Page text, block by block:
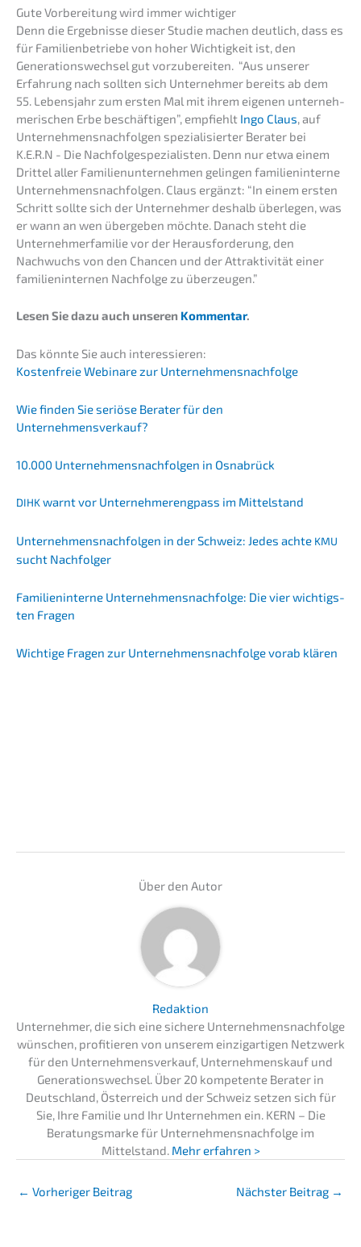
Gute Vorbe­rei­tung wird immer wichtiger
Denn die Ergeb­nis­se dieser Studie machen deutlich, dass es
für Famili­en­be­trie­be von hoher Wichtig­keit ist, den
Generations­wechsel gut vorzu­be­rei­ten. “Aus unserer
Erfah­rung nach sollten sich Unter­neh­mer bereits ab dem
55. Lebens­jahr zum ersten Mal mit ihrem eigenen unter­neh­
me­ri­schen Erbe beschäf­ti­gen”, empfiehlt Ingo Claus, auf
Unter­neh­mens­nach­fol­gen spezia­li­sier­ter Berater bei
K.E.R.N - Die Nachfolge­spezialisten. Denn nur etwa einem
Drittel aller Famili­en­un­ter­neh­men gelin­gen famili­en­in­ter­ne
Unter­neh­mens­nach­fol­gen. Claus ergänzt: “In einem ersten
Schritt sollte sich der Unter­neh­mer deshalb überle­gen, was
er wann an wen überge­ben möchte. Danach steht die
Unter­neh­mer­fa­mi­lie vor der Heraus­for­de­rung, den
Nachwuchs von den Chancen und der Attrak­ti­vi­tät einer
famili­en­in­ter­nen Nachfol­ge zu überzeugen.”
Lesen Sie dazu auch unseren Kommen­tar.
Das könnte Sie auch interessieren:
Kosten­freie Webina­re zur Unternehmensnachfolge
Wie finden Sie seriö­se Berater für den
Unternehmensverkauf?
10.000 Unter­neh­mens­nach­fol­gen in Osnabrück
DIHKwarnt vor Unter­neh­mer­eng­pass im Mittelstand
Unter­neh­mens­nach­fol­gen in der Schweiz: Jedes achte KMU
sucht Nachfolger
Famili­en­in­ter­ne Unternehmens­nachfolge: Die vier wichtigs­
ten Fragen
Wichti­ge Fragen zur Unternehmens­nachfolge vorab klären
Über den Autor
Redaktion
Unternehmer, die sich eine sichere Unternehmensnachfolge
wünschen, profitieren von unserem einzigartigen Netzwerk
für den Unternehmensverkauf, Unternehmenskauf und
Generationswechsel. Über 20 kompetente Berater in
Deutschland, Österreich und der Schweiz setzen sich für
Sie, Ihre Familie und Ihr Unternehmen ein. KERN – Die
Beratungsmarke für Unternehmensnachfolge im
Mittelstand. Mehr erfahren >
← Vorheriger Beitrag Nächster Beitrag →